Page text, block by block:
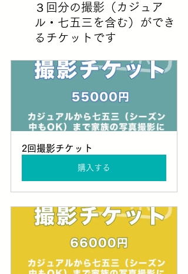
３回分の撮影（カジュア
ル・七五三を含む）ができ
るチケットです
2回撮影チケット
購入する